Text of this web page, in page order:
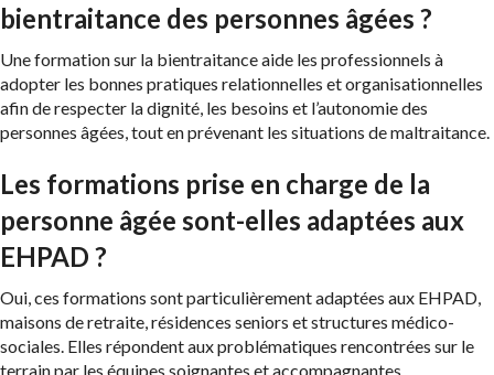
bientraitance des personnes âgées ?
Une formation sur la bientraitance aide les professionnels à
adopter les bonnes pratiques relationnelles et organisationnelles
afin de respecter la dignité, les besoins et l’autonomie des
personnes âgées, tout en prévenant les situations de maltraitance.
Les formations prise en charge de la
personne âgée sont-elles adaptées aux
EHPAD ?
Oui, ces formations sont particulièrement adaptées aux EHPAD,
maisons de retraite, résidences seniors et structures médico-
sociales. Elles répondent aux problématiques rencontrées sur le
terrain par les équipes soignantes et accompagnantes.